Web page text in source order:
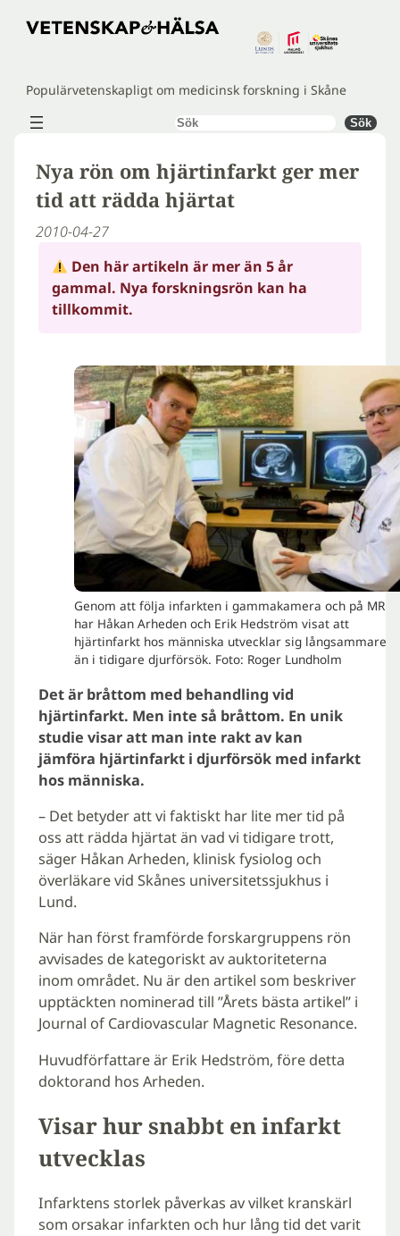
Hoppa
Populärvetenskapligt om medicinsk forskning i Skåne
Sök Sök
Nya rön om hjärtinfarkt ger mer
tid att rädda hjärtat
2010-04-27
Den här artikeln är mer än 5 år
gammal. Nya forskningsrön kan ha
tillkommit.
Genom att följa infarkten i gammakamera och på MR
har Håkan Arheden och Erik Hedström visat att
hjärtinfarkt hos människa utvecklar sig långsammare
än i tidigare djurförsök. Foto: Roger Lundholm
Det är bråttom med behandling vid
hjärtinfarkt. Men inte så bråttom. En unik
studie visar att man inte raktav kan
jämföra hjärtinfarkt i djurförsök med infarkt
hos människa.
– Det betyder att vi faktiskt har lite mer tid på
oss att rädda hjärtat än vad vi tidigare trott,
säger Håkan Arheden, klinisk fysiolog och
överläkare vid Skånes universitetssjukhus i
Lund.
När han först framförde forskargruppens rön
avvisades de kategoriskt av auktoriteterna
inom området. Nu är den artikel som beskriver
upptäckten nominerad till ”Årets bästa artikel” i
Journal of Cardiovascular Magnetic Resonance.
Huvudförfattare är Erik Hedström, före detta
doktorand hos Arheden.
Visar hur snabbt en infarkt
utvecklas
Infarktens storlek påverkas av vilket kranskärl
som orsakar infarkten och hur lång tid det varit